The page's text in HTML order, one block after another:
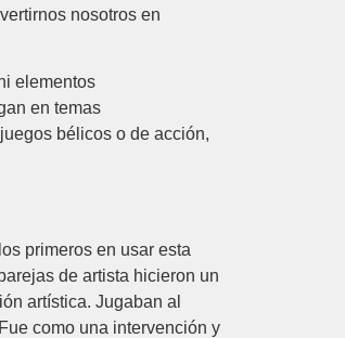
nosotros en
elementos
en temas
bélicos o de acción,
primeros en usar esta
de artista hicieron un
artística. Jugaban al
como una intervención y